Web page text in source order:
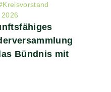
Kreisvorstand
Bündnis mit